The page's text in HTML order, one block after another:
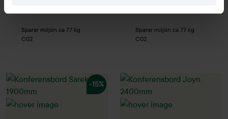
Sparar miljön ca 77 kg
C02
Sparar miljön ca 77 kg
C02
-15%